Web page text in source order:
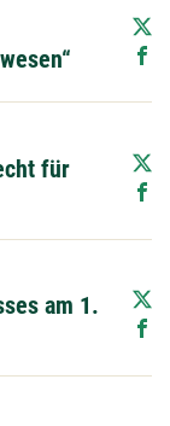
für
am 1.